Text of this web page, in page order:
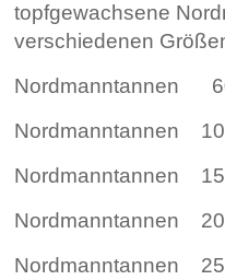
topfgewachsene
verschiedenen
Nordmanntannen
Nordmanntannen
Nordmanntannen
Nordmanntannen
Nordmanntannen